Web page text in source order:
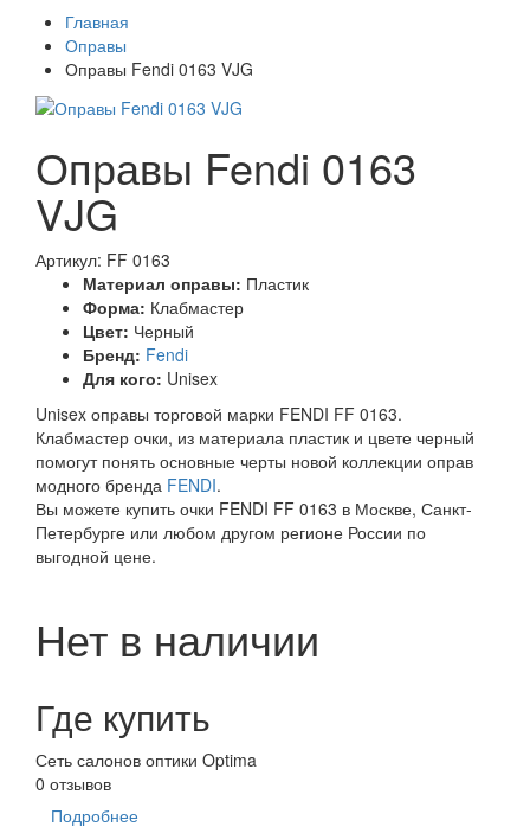
Главная
Оправы
Оправы Fendi 0163 VJG
Оправы Fendi 0163
VJG
Артикул: FF 0163
Материал оправы: Пластик
Форма: Клабмастер
Цвет: Черный
Бренд: Fendi
Для кого: Unisex
Unisex оправы торговой марки FENDI FF 0163.
Клабмастер очки, из материала пластик и цвете черный
помогут понять основные черты новой коллекции оправ
модного бренда FENDI.
Вы можете купить очки FENDI FF 0163 в Москве, Санкт-
Петербурге или любом другом регионе России по
выгодной цене.
Нет в наличии
Где купить
Сеть салонов оптики Optima
0 отзывов
Подробнее